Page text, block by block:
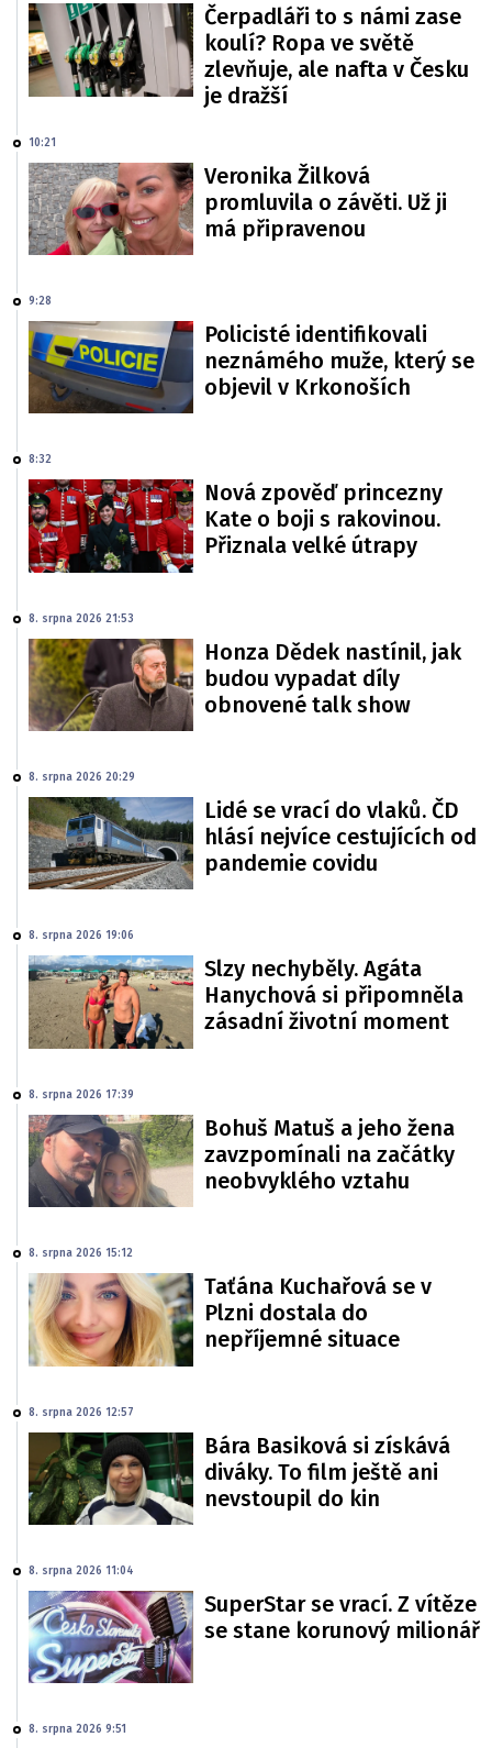
Čerpadláři to s námi zase
koulí? Ropa ve světě
zlevňuje, ale nafta v Česku
je dražší
10:21
Veronika Žilková
promluvila o závěti. Už ji
má připravenou
9:28
Policisté identifikovali
neznámého muže, který se
objevil v Krkonoších
8:32
Nová zpověď princezny
Kate o boji s rakovinou.
Přiznala velké útrapy
8. srpna 2026 21:53
Honza Dědek nastínil, jak
budou vypadat díly
obnovené talk show
8. srpna 2026 20:29
Lidé se vrací do vlaků. ČD
hlásí nejvíce cestujících od
pandemie covidu
8. srpna 2026 19:06
Slzy nechyběly. Agáta
Hanychová si připomněla
zásadní životní moment
8. srpna 2026 17:39
Bohuš Matuš a jeho žena
zavzpomínali na začátky
neobvyklého vztahu
8. srpna 2026 15:12
Taťána Kuchařová se v
Plzni dostala do
nepříjemné situace
8. srpna 2026 12:57
Bára Basiková si získává
diváky. To film ještě ani
nevstoupil do kin
8. srpna 2026 11:04
SuperStar se vrací. Z vítěze
se stane korunový milionář
8. srpna 2026 9:51